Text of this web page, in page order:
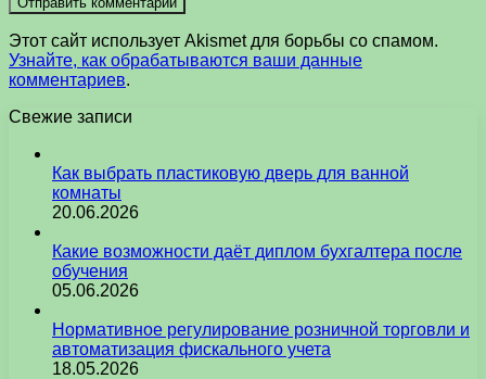
Этот сайт использует Akismet для борьбы со спамом.
Узнайте, как обрабатываются ваши данные
комментариев.
Свежие записи
Как выбрать пластиковую дверь для ванной
комнаты
20.06.2026
Какие возможности даёт диплом бухгалтера после
обучения
05.06.2026
Нормативное регулирование розничной торговли и
автоматизация фискального учета
18.05.2026